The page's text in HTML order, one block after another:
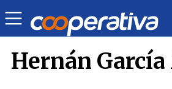
Portada Opinión
Hernán